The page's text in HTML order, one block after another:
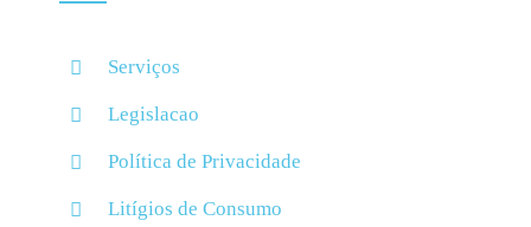
Serviços
Legislacao
Política de Privacidade
Litígios de Consumo